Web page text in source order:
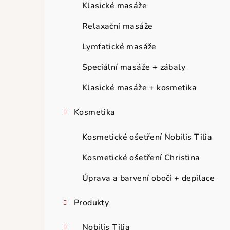
Klasické masáže
Relaxační masáže
Lymfatické masáže
Speciální masáže + zábaly
Klasické masáže + kosmetika
Kosmetika
Kosmetické ošetření Nobilis Tilia
Kosmetické ošetření Christina
Úprava a barvení obočí + depilace
Produkty
Nobilis Tilia